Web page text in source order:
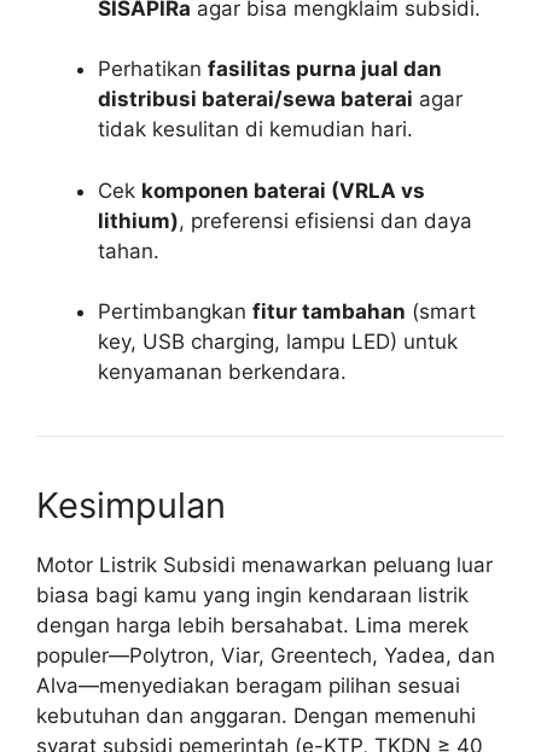
SISAPIRa agar bisa mengklaim subsidi.
Perhatikan fasilitas purna jual dan
distribusi baterai/sewa baterai agar
tidak kesulitan di kemudian hari.
Cek komponen baterai (VRLA vs
lithium), preferensi efisiensi dan daya
tahan.
Pertimbangkan fitur tambahan (smart
key, USB charging, lampu LED) untuk
kenyamanan berkendara.
Kesimpulan
Motor Listrik Subsidi menawarkan peluang luar
biasa bagi kamu yang ingin kendaraan listrik
dengan harga lebih bersahabat. Lima merek
populer—Polytron, Viar, Greentech, Yadea, dan
Alva—menyediakan beragam pilihan sesuai
kebutuhan dan anggaran. Dengan memenuhi
syarat subsidi pemerintah (e-KTP, TKDN ≥ 40